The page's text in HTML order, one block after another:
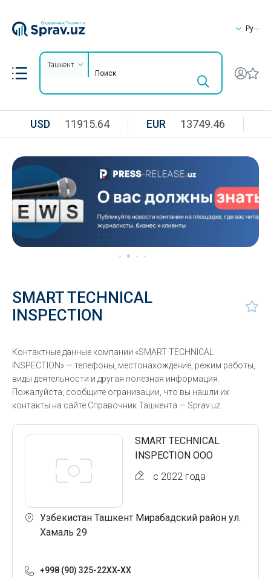
Ру
Ташкент
USD 11915.64 EUR 13749.46
SMART TECHNICAL
INSPECTION
Контактные данные компании «SMART TECHNICAL
INSPECTION» — телефоны, местонахождение, режим работы,
виды деятельности и другая полезная информация.
Пожалуйста, сообщите огранизации, что вы нашли их
контакты на сайте Справочник Ташкента — Sprav.uz.
SMART TECHNICAL
INSPECTION ООО
с 2022 года
Узбекистан Ташкент Мирабадский район ул.
Хамаль 29
+998 (90) 325-22XX-XX